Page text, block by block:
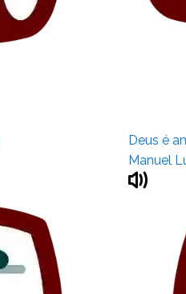
Deus é
Manuel